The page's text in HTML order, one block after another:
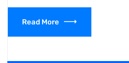
Read More